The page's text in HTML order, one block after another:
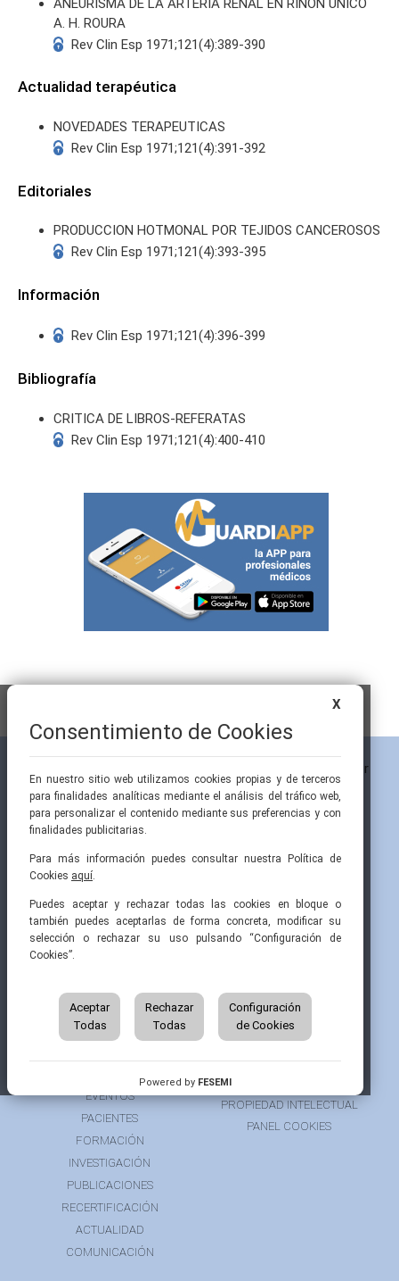
ANEURISMA DE LA ARTERIA RENAL EN RIÑON UNICO
A. H. ROURA
Rev Clin Esp 1971;121(4):389-390
Actualidad terapéutica
NOVEDADES TERAPEUTICAS
Rev Clin Esp 1971;121(4):391-392
Editoriales
PRODUCCION HOTMONAL POR TEJIDOS CANCEROSOS
Rev Clin Esp 1971;121(4):393-395
Información
Rev Clin Esp 1971;121(4):396-399
Bibliografía
CRITICA DE LIBROS-REFERATAS
Rev Clin Esp 1971;121(4):400-410
Pintor Ribera, 3
28016 Madrid
91 519 70 80
91 519 70 81
semi@fesemi.org
femi@fesemi.org
ÁREA DE SOCIO
GRUPOS DE TRABAJO
EVENTOS
PACIENTES
FORMACIÓN
INVESTIGACIÓN
PUBLICACIONES
RECERTIFICACIÓN
ACTUALIDAD
COMUNICACIÓN
AVISO LEGAL
AVISO PARA PACIENTES
FINANCIACIÓN
POLÍTICA DE COOKIES
PROPIEDAD INTELECTUAL
PANEL COOKIES
X
Consentimiento de Cookies
En nuestro sitio web utilizamos cookies propias y de terceros
para finalidades analíticas mediante el análisis del tráfico web,
para personalizar el contenido mediante sus preferencias y con
finalidades publicitarias.
Para más información puedes consultar nuestra Política de
Cookies aquí
Puedes aceptar y rechazar todas las cookies en bloque o
también puedes aceptarlas de forma concreta, modificar su
selección o rechazar su uso pulsando “Configuración de
Cookies”.
Aceptar
Todas
Rechazar
Todas
Configuración
de Cookies
Powered by FESEMI